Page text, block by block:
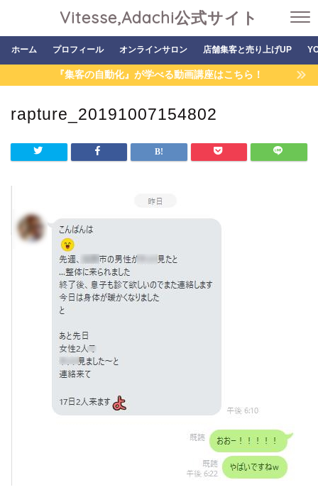
Vitesse,Adachi公式サイト
ホーム プロフィール オンラインサロン 店舗集客と売り上げUP
『集客の自動化』が学べる動画講座はこちら！
rapture_20191007154802